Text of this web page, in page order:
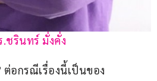
.ชรินทร์ มั่งคั่ง
ต่อกรณีเรื่องนี้เป็นของ